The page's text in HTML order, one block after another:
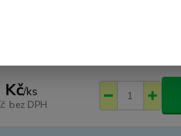
Kč/ks
bez DPH